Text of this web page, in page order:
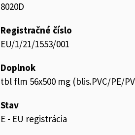
8020D
Registračné číslo
EU/1/21/1553/001
Doplnok
tbl flm 56x500 mg (blis.PVC/PE/
Stav
E - EU registrácia